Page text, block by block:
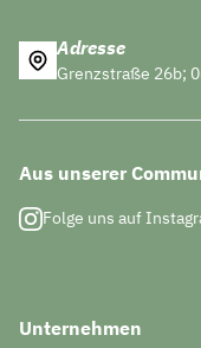
Adresse
Grenzstraße 26b;
Aus unserer
Folge uns auf
Unternehmen